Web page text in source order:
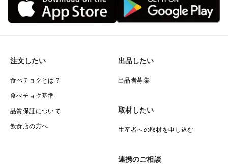
注文したい
食べチョクとは？
食べチョク基準
品質保証について
飲食店の方へ
出品したい
出品者募集
取材したい
生産者への取材を申し込む
連携のご相談